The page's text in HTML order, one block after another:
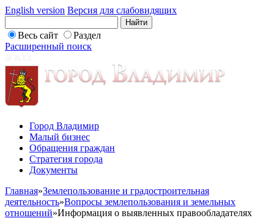
English version Версия для слабовидящих
Весь сайт
Раздел
Расширенный поиск
Город Владимир
Малый бизнес
Обращения граждан
Стратегия города
Документы
Главная»Землепользование и градостроительная
деятельность»Вопросы землепользования и земельных
отношений»Информация о выявленных правообладателях